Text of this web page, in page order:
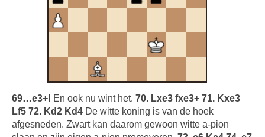
69…e3+! En ook nu wint het. 70. Lxe3 fxe3+ 71. Kxe3
Lf5 72. Kd2 Kd4 De witte koning is van de hoek
afgesneden. Zwart kan daarom gewoon witte a-pion